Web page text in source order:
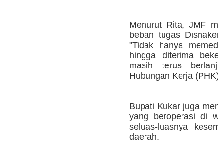
Menurut Rita, JMF
beban tugas
"Tidak hanya
hingga diterima
masih terus
Hubungan Kerja
Bupati Kukar juga
yang beroperasi di
seluas-luasnya
daerah.